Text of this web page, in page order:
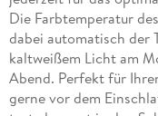
Die Farbtemperatur
dabei automatisch der
kaltweißem Licht am
Abend. Perfekt für
gerne vor dem